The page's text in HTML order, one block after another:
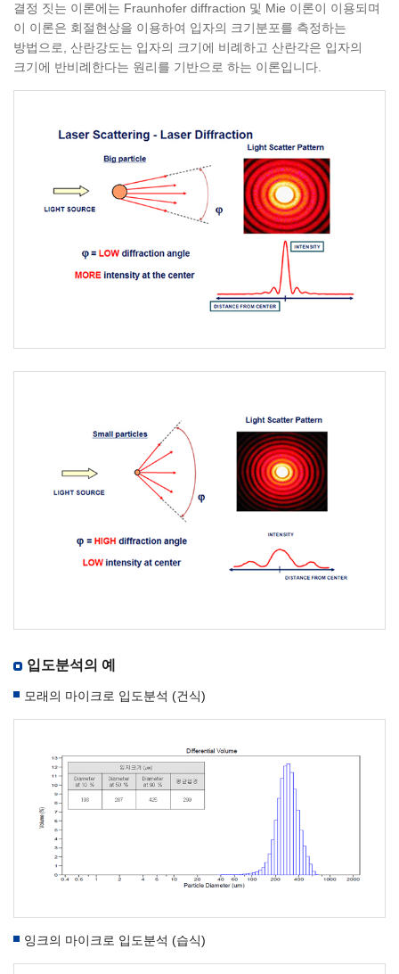
결정 짓는 이론에는 Fraunhofer diffraction 및 Mie 이론이 이용되며
이 이론은 회절현상을 이용하여 입자의 크기분포를 측정하는
방법으로, 산란강도는 입자의 크기에 비례하고 산란각은 입자의
크기에 반비례한다는 원리를 기반으로 하는 이론입니다.
입도분석의 예
모래의 마이크로 입도분석 (건식)
잉크의 마이크로 입도분석 (습식)